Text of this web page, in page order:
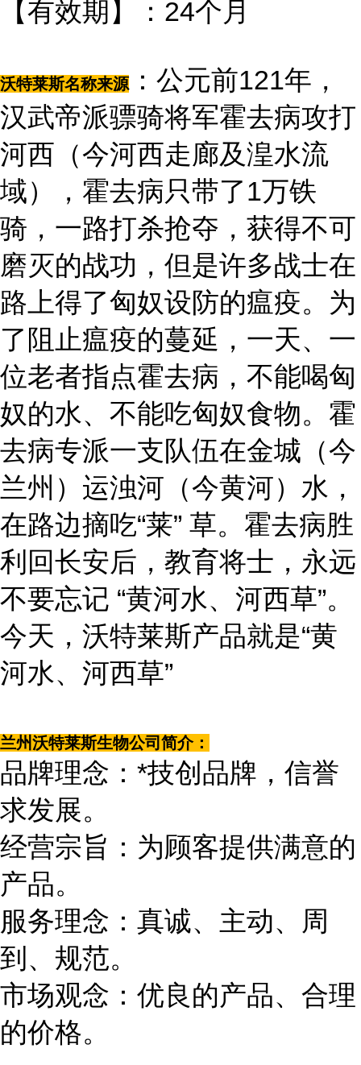
【有效期】：24个月
沃特莱斯名称来源
：公元前121年，
汉武帝派骠骑将军霍去病攻打
河西（今河西走廊及湟水流
域），霍去病只带了1万铁
骑，一路打杀抢夺，获得不可
磨灭的战功，但是许多战士在
路上得了匈奴设防的瘟疫。为
了阻止瘟疫的蔓延，一天、一
位老者指点霍去病，不能喝匈
奴的水、不能吃匈奴食物。霍
去病专派一支队伍在金城（今
兰州）运浊河（今黄河）水，
在路边摘吃“莱” 草。霍去病胜
利回长安后，教育将士，永远
不要忘记 “黄河水、河西草”。
今天，沃特莱斯产品就是“黄
河水、河西草”
兰州沃特莱斯生物公司简介：
品牌理念：*技创品牌，信誉
求发展。
经营宗旨：为顾客提供满意的
产品。
服务理念：真诚、主动、周
到、规范。
市场观念：优良的产品、合理
的价格。